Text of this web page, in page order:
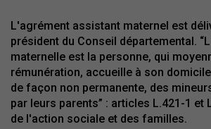
L'agrément assistant maternel est
président du Conseil départemental.
maternelle est la personne, qui
rémunération, accueille à son
de façon non permanente, des
par leurs parents” : articles L.421-1 et
de l'action sociale et des familles.